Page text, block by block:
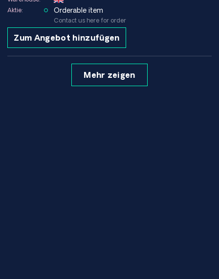
Aktie:
Orderable item
Contact us here for order
Zum Angebot hinzufügen
Mehr zeigen